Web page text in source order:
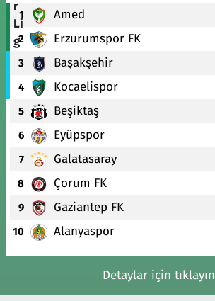
1 Amed
2 Erzurumspor FK
3 Başakşehir
4 Kocaelispor
5 Beşiktaş
6 Eyüpspor
7 Galatasaray
8 Çorum FK
9 Gaziantep FK
10 Alanyaspor
Detaylar için tıklayın